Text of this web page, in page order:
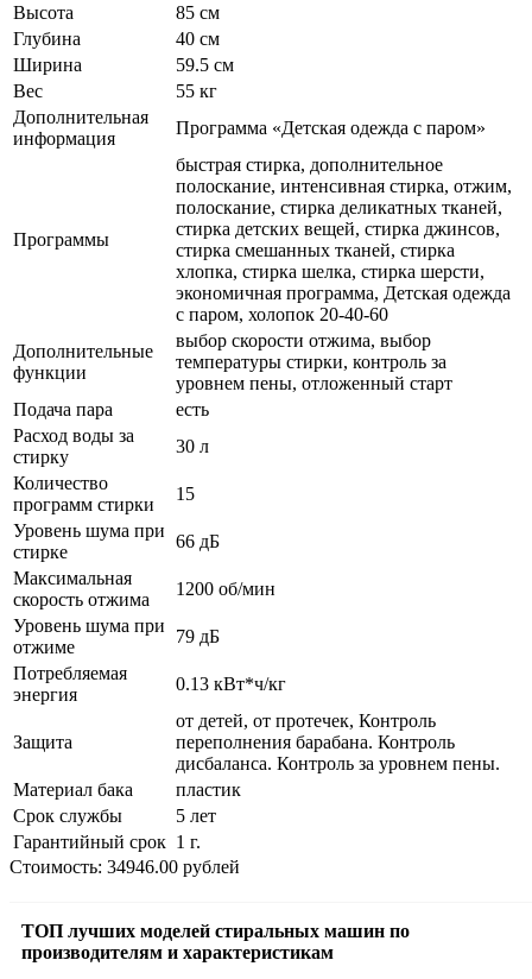
Высота
85 см
Глубина
40 см
Ширина
59.5 см
Вес
55 кг
Дополнительная
информация
Программа «Детская одежда с паром»
Программы
быстрая стирка, дополнительное
полоскание, интенсивная стирка, отжим,
полоскание, стирка деликатных тканей,
стирка детских вещей, стирка джинсов,
стирка смешанных тканей, стирка
хлопка, стирка шелка, стирка шерсти,
экономичная программа, Детская одежда
с паром, холопок 20-40-60
Дополнительные
функции
выбор скорости отжима, выбор
температуры стирки, контроль за
уровнем пены, отложенный старт
Подача пара
есть
Расход воды за
стирку
30 л
Количество
программ стирки
15
Уровень шума при
стирке
66 дБ
Максимальная
скорость отжима
1200 об/мин
Уровень шума при
отжиме
79 дБ
Потребляемая
энергия
0.13 кВт*ч/кг
Защита
от детей, от протечек, Контроль
переполнения барабана. Контроль
дисбаланса. Контроль за уровнем пены.
Материал бака
пластик
Срок службы
5 лет
Гарантийный срок 1 г.
Стоимость: 34946.00 рублей
ТОП лучших моделей стиральных машин по
производителям и характеристикам